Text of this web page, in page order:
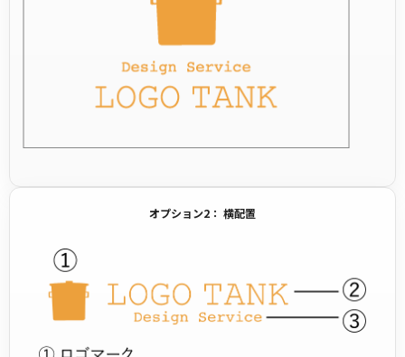
オプション2： 横配置